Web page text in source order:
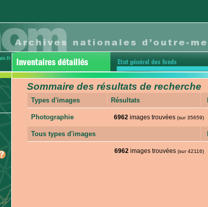
Sommaire des résultats de recherche
Types d'images Résultats
Photographie 6962 images trouvées (sur 35659)
Tous types d'images
6962 images trouvées (sur 42116)